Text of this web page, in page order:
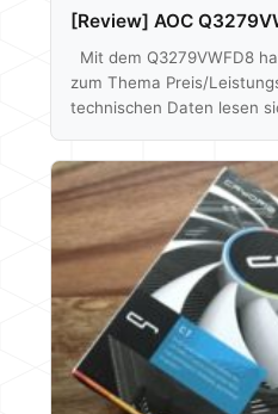
[Review] AOC
Mit dem Q3279VWFD8
zum Thema Preis/
technischen Daten lesen
gut. Alles in einem Paket
einem Preis von aktuell um
Ob der Monitor aber auch
herausfinden. Mittels
die Bildqualität,
auch schauen was eine